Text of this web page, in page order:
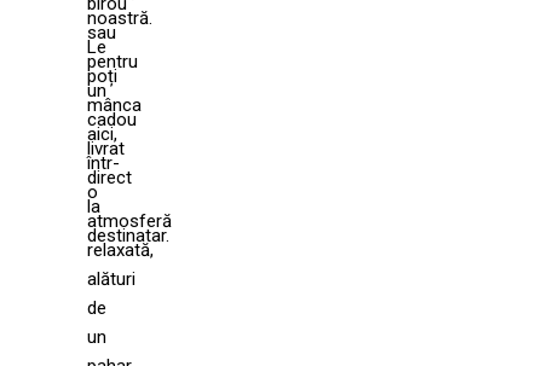
noastră.
Le
poți
mânca
aici,
într-
o
atmosferă
relaxată,
alături
de
un
sau
pentru
un
cadou
livrat
direct
la
destinatar.